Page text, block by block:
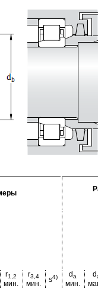
r1,2
мин.
r3,4
мин.
s4) da
мин.
d